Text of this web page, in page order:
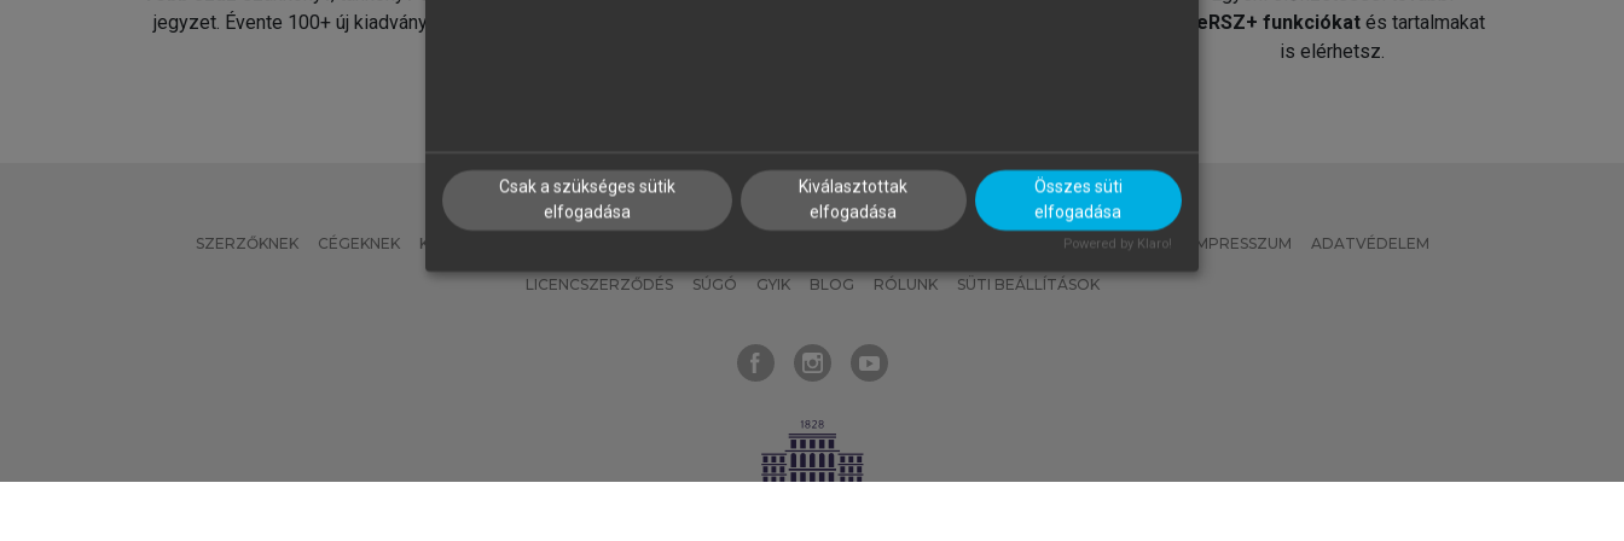
jegyzet. Évente 100+ új kiadvány.
MeRSZ+ funkciókat és tartalmakat
is elérhetsz.
SZERZŐKNEK CÉGEKNEK KÖNYVTÁROSOKNAK MI – ÁLTALÁNOS IRÁNYELVEK IMPRESSZUM ADATVÉDELEM
LICENCSZERZŐDÉS SÚGÓ GYIK BLOG RÓLUNK SÜTI BEÁLLÍTÁSOK
Csak a szükséges sütik
elfogadása
Kiválasztottak
elfogadása
Összes süti
elfogadása
Powered by Klaro!